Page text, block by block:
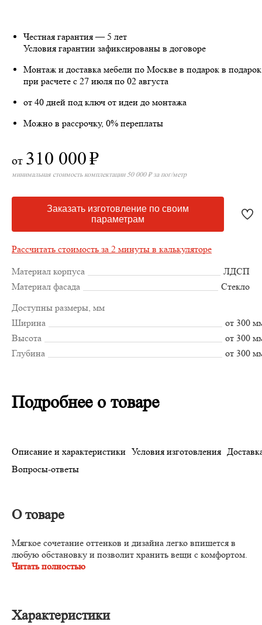
Честная гарантия — 5 лет
Условия гарантии зафиксированы в договоре
Монтаж и доставка мебели по Москве в подарок в подарок
при расчете с 27 июля по 02 августа
от 40 дней под ключ от идеи до монтажа
Можно в рассрочку, 0% переплаты
от 310 000₽
минимальная стоимость комплектации 50 000 ₽ за пог/метр
Заказать изготовление по своим
параметрам
Рассчитать стоимость за 2 минуты в калькуляторе
Материал корпуса
ЛДСП
Материал фасада
Стекло
Доступны размеры, мм
Ширина
от 300
Высота
от 300
Глубина
от 300
Подробнее о товаре
Описание и характеристики Условия изготовления
Вопросы-ответы
О товаре
Мягкое сочетание оттенков и дизайна легко впишется в
любую обстановку и позволит хранить вещи с комфортом.
Читать полностью
Характеристики